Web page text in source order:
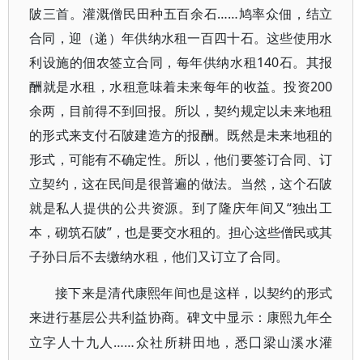
陂三首。灌溉僧民田种五百余石……鸠率众佃，结立
合同，迎（递）年供纳水租一百四十石。这些使用水
利设施的佃农签立合同，每年供纳水租140石。其报
酬就是水租，水租意味着未来每年的收益。投资200
余两，目前得不到回报。所以，契约规定以未来地租
的形式来支付石陂建造方的报酬。既然是未来地租的
形式，可能有不确定性。所以，他们要签订合同、订
立契约，这在民间是很普遍的做法。当然，这个石陂
就是私人提供的公共资源。到了隆庆年间又“独出工
本，砌筑石陂”，也是要交水租的。担心这些僧民或其
子孙日后不去缴纳水租，他们又订立了合同。
接下来是清代康熙年间也是这样，以契约的形式
来进行基层公共利益协商。碑文中显示：康熙九年仝
立字人十九人 ……众社所耕田地，悉囗梁山溪水灌